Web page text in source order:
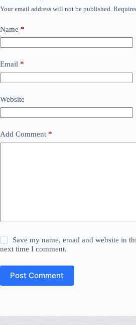
Your email address will not be published.
Name *
Email *
Website
Add Comment *
Save my name, email and website in
next time I comment.
Post Comment